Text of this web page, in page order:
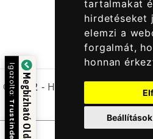
tartalmakat
hirdetéseket
elemzi a
forgalmát,
honnan
© 2022 - Halcatraz Kft.
Megbízható Oldal
Igazolta:
Trustindex